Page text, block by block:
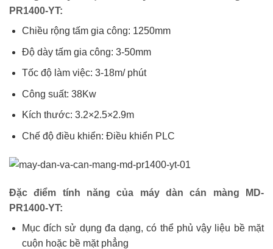
PR1400-YT:
Chiều rộng tấm gia công: 1250mm
Độ dày tấm gia công: 3-50mm
Tốc độ làm việc: 3-18m/ phút
Công suất: 38Kw
Kích thước: 3.2×2.5×2.9m
Chế độ điều khiển: Điều khiển PLC
Đặc điểm tính năng của máy dàn cán màng MD-
PR1400-YT:
Mục đích sử dụng đa dạng, có thể phủ vậy liệu bề mặt
cuộn hoặc bề mặt phẳng